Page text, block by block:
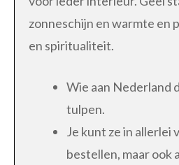
zonneschijn en warmte en
en spiritualiteit.
Wie aan Nederland
tulpen.
Je kunt ze in allerlei
bestellen, maar ook